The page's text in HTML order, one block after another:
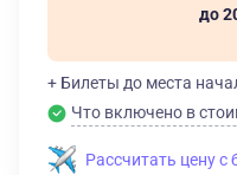
до
+ Билеты до места
Что включено в
Рассчитать цену с